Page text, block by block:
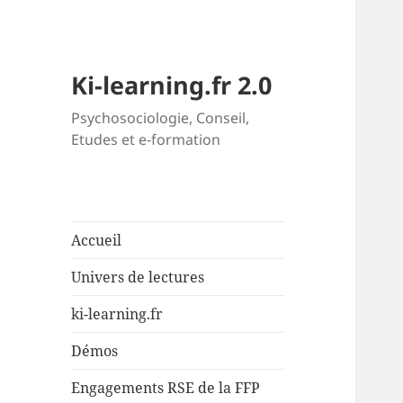
Ki-learning.fr 2.0
Psychosociologie, Conseil,
Etudes et e-formation
Accueil
Univers de lectures
ki-learning.fr
Démos
Engagements RSE de la FFP